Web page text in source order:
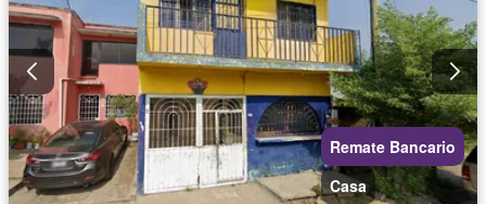
Remate Bancario
Casa